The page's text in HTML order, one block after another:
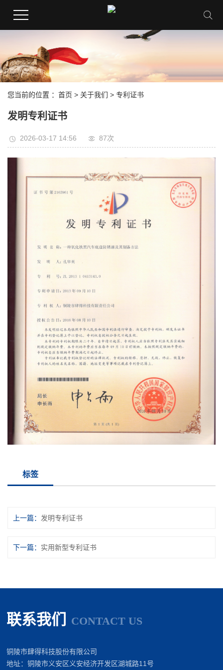
您当前的位置 ： 首页 > 关于我们 > 专利证书
发明专利证书
2026-03-17 14:56 87次
标签
上一篇 发明专利证书
下一篇 实用新型专利证书
联系我们 CONTACT US
铜陵市肆得科技股份有限公司
地址：铜陵市义安区义安经济开发区湖城路11号